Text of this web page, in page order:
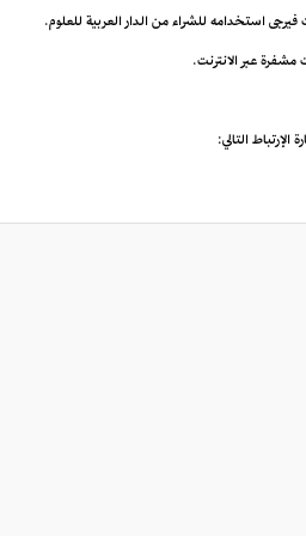
فيرجى استخدامه للشراء من الدار العربية للعلوم.
التالي: